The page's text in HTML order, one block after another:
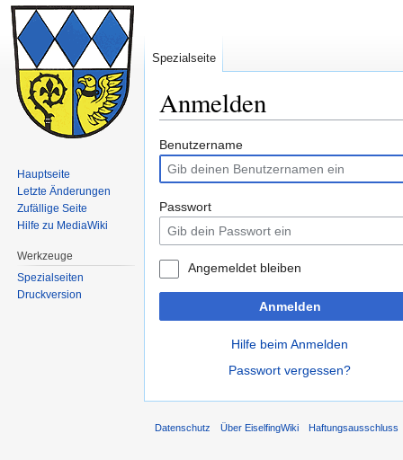
Anmelden
Zur
Navigation
springen
Zur
Suche
springen
Benutzername
Passwort
Angemeldet bleiben
Anmelden
Hilfe beim Anmelden
Passwort vergessen?
Spezialseite
Hauptseite
Letzte Änderungen
Zufällige Seite
Hilfe zu MediaWiki
Werkzeuge
Spezialseiten
Druckversion
Datenschutz Über EiselfingWiki Haftungsausschluss